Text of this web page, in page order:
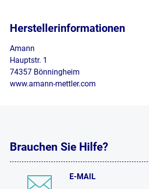
Herstellerinformationen
Amann
Hauptstr. 1
74357 Bönningheim
www.amann-mettler.com
Brauchen Sie Hilfe?
E-MAIL